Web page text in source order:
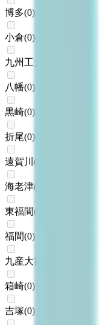
博多(0)
小倉(0)
九州工大前
八幡(0)
黒崎(0)
折尾(0)
遠賀川 (
海老津(
東福間(
福間(0)
九産大前
箱崎(0)
吉塚(0)